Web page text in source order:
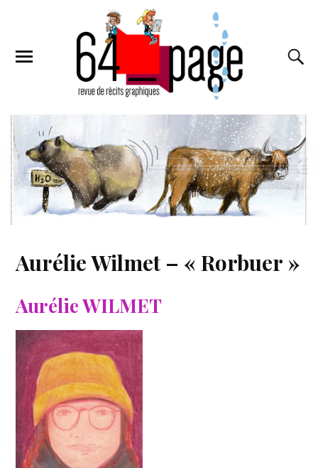
Aurélie Wilmet – « Rorbuer »
Aurélie WILMET